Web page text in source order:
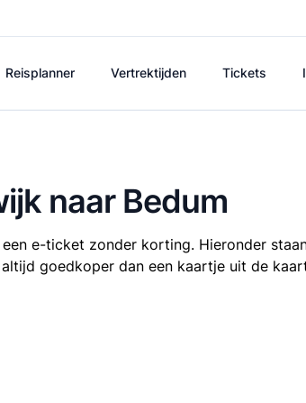
Reisplanner Vertrektijden Tickets
naar Bedum
e-ticket zonder korting. Hieronder
goedkoper dan een kaartje uit de